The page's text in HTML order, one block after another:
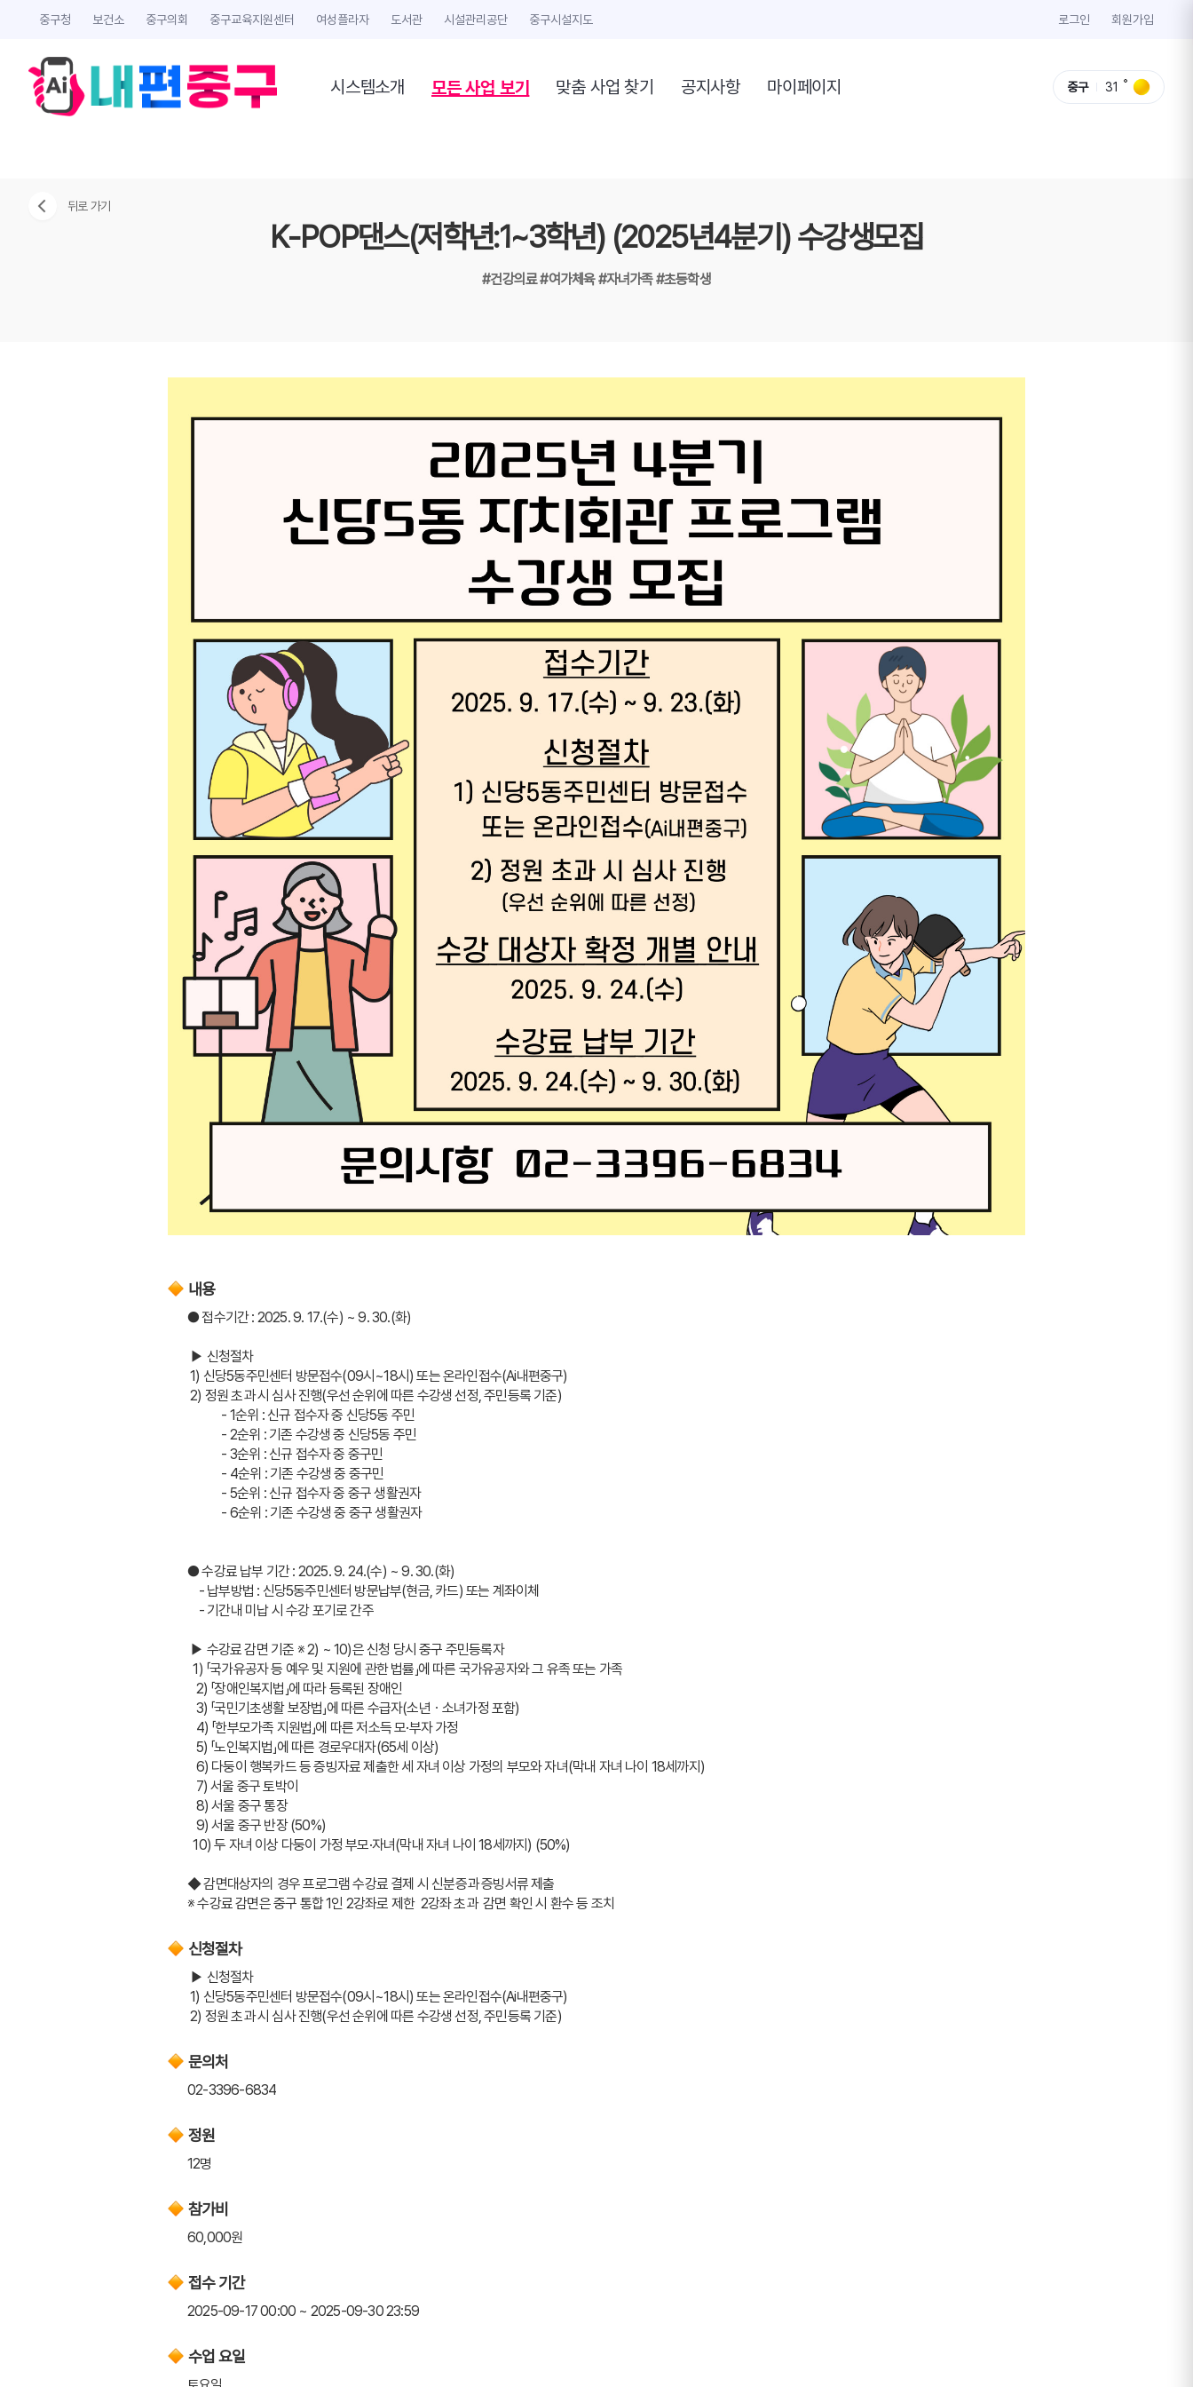
중구청 보건소 중구의회 중구교육지원센터 여성플라자 도서관 시설관리공단 중구시설지도 로그인 회원가입
시스템소개 모든 사업 보기 맞춤 사업 찾기 공지사항 마이페이지 중구 31
뒤로 가기
K-POP댄스(저학년:1~3학년) (2025년4분기) 수강생모집
#건강의료#여가체육#자녀가족#초등학생
내용
● 접수기간 : 2025. 9. 17.(수) ~ 9. 30.(화)
▶ 신청절차
1) 신당5동주민센터 방문접수(09시~18시) 또는 온라인접수(Ai내편중구)
2) 정원 초과 시 심사 진행(우선 순위에 따른 수강생 선정, 주민등록 기준)
            - 1순위 : 신규 접수자 중 신당5동 주민
            - 2순위 : 기존 수강생 중 신당5동 주민
            - 3순위 : 신규 접수자 중 중구민
            - 4순위 : 기존 수강생 중 중구민
            - 5순위 : 신규 접수자 중 중구 생활권자
            - 6순위 : 기존 수강생 중 중구 생활권자
● 수강료 납부 기간 : 2025. 9. 24.(수) ~ 9. 30.(화)
    - 납부방법 : 신당5동주민센터 방문납부(현금, 카드) 또는 계좌이체
    - 기간내 미납 시 수강 포기로 간주
▶ 수강료 감면 기준 ※ 2) ~ 10)은 신청 당시 중구 주민등록자
  1) 「국가유공자 등 예우 및 지원에 관한 법률」에 따른 국가유공자와 그 유족 또는 가족
   2) 「장애인복지법」에 따라 등록된 장애인
   3) 「국민기초생활 보장법」에 따른 수급자(소년ㆍ소녀가정 포함)
   4) 「한부모가족 지원법」에 따른 저소득 모·부자 가정
   5) 「노인복지법」에 따른 경로우대자(65세 이상)
   6) 다둥이 행복카드 등 증빙자료 제출한 세 자녀 이상 가정의 부모와 자녀(막내 자녀 나이 18세까지)
   7) 서울 중구 토박이
   8) 서울 중구 통장
   9) 서울 중구 반장 (50%)
  10) 두 자녀 이상 다둥이 가정 부모·자녀(막내 자녀 나이 18세까지) (50%)
◆ 감면대상자의 경우 프로그램 수강료 결제 시 신분증과 증빙서류 제출
※ 수강료 감면은 중구 통합 1인 2강좌로 제한  2강좌 초과  감면 확인 시 환수 등 조치
신청절차
▶ 신청절차
1) 신당5동주민센터 방문접수(09시~18시) 또는 온라인접수(Ai내편중구)
2) 정원 초과 시 심사 진행(우선 순위에 따른 수강생 선정, 주민등록 기준)
문의처
02-3396-6834
정원
12명
참가비
60,000원
접수 기간
2025-09-17 00:00 ~ 2025-09-30 23:59
수업 요일